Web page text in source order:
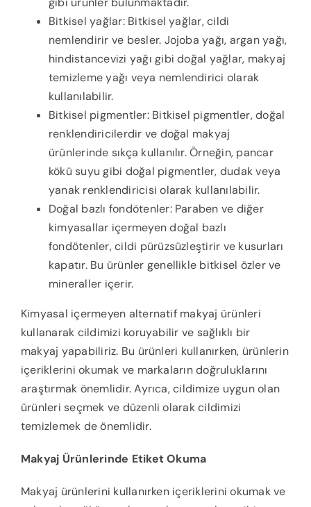
Bitkisel yağlar: Bitkisel yağlar, cildi
nemlendirir ve besler. Jojoba yağı, argan yağı,
hindistancevizi yağı gibi doğal yağlar, makyaj
temizleme yağı veya nemlendirici olarak
kullanılabilir.
Bitkisel pigmentler: Bitkisel pigmentler, doğal
renklendiricilerdir ve doğal makyaj
ürünlerinde sıkça kullanılır. Örneğin, pancar
kökü suyu gibi doğal pigmentler, dudak veya
yanak renklendiricisi olarak kullanılabilir.
Doğal bazlı fondötenler: Paraben ve diğer
kimyasallar içermeyen doğal bazlı
fondötenler, cildi pürüzsüzleştirir ve kusurları
kapatır. Bu ürünler genellikle bitkisel özler ve
mineraller içerir.
Kimyasal içermeyen alternatif makyaj ürünleri
kullanarak cildimizi koruyabilir ve sağlıklı bir
makyaj yapabiliriz. Bu ürünleri kullanırken, ürünlerin
içeriklerini okumak ve markaların doğruluklarını
araştırmak önemlidir. Ayrıca, cildimize uygun olan
ürünleri seçmek ve düzenli olarak cildimizi
temizlemek de önemlidir.
Makyaj Ürünlerinde Etiket Okuma
Makyaj ürünlerini kullanırken içeriklerini okumak ve